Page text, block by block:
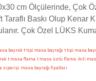
cm Ölçülerinde, Çok
Baskı Olup Kenar
Çok Özel LÜKS
bayrak t tipi masa bayrağı t tipi masa
t masa flama t masa üstü flama ikili
siparişi masa bayrağı fiyatları